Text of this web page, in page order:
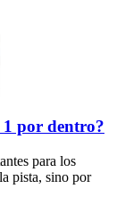
por dentro?
para los
pista, sino por